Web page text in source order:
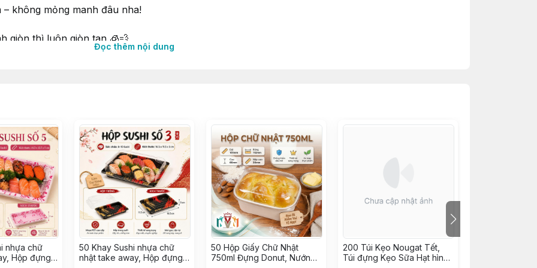
không mỏng manh đâu nha!
giòn thì luôn giòn tan 🧊💨
tiện lợi mang đi biếu tặng 🎁
mạch
từ các Nhà Máy lớn uy tín
Đọc thêm nội dung
nhựa chữ
Hộp đựng
50 Khay Sushi nhựa chữ
nhật take away, Hộp đựng
50 Hộp Giấy Chữ Nhật
750ml Đựng Donut, Nướng
200 Túi Kẹo Nougat Tết,
Túi đựng Kẹo Sữa Hạt hình